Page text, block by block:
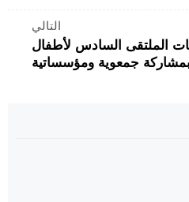
التالي
الملتقى السادس لأطفال
جمعوية ومؤسساتية